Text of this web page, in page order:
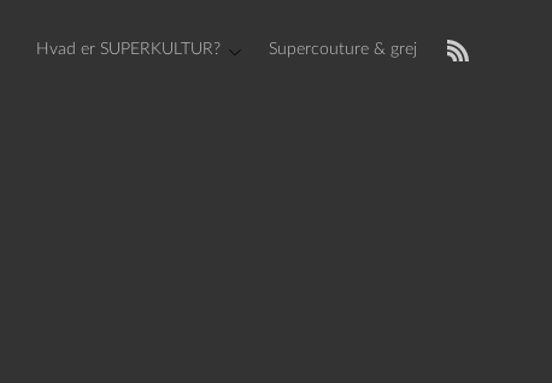
Hvad er SUPERKULTUR? Supercouture & grej